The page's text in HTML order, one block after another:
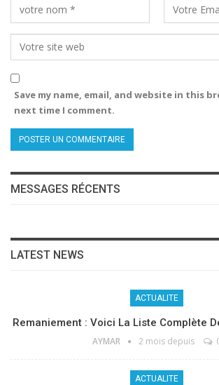
Save my name, email, and website in this
next time I comment.
MESSAGES RÉCENTS
LATEST NEWS
ACTUALITE
Remaniement : Voici La Liste Complète
AYMAR 2 mois depuis
ACTUALITE